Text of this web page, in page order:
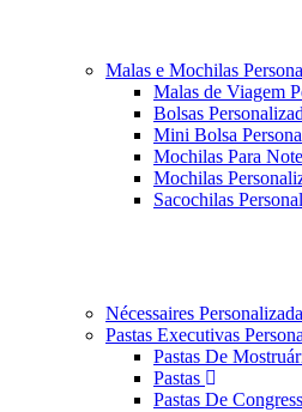
Malas e Mochilas
Malas de Viagem
Bolsas
Mini Bolsa
Mochilas Para
Mochilas
Sacochilas
Nécessaires Personalizada
Pastas Executivas
Pastas De
Pastas
Pastas De